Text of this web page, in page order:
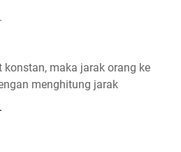
konstan, maka jarak orang ke
menghitung jarak